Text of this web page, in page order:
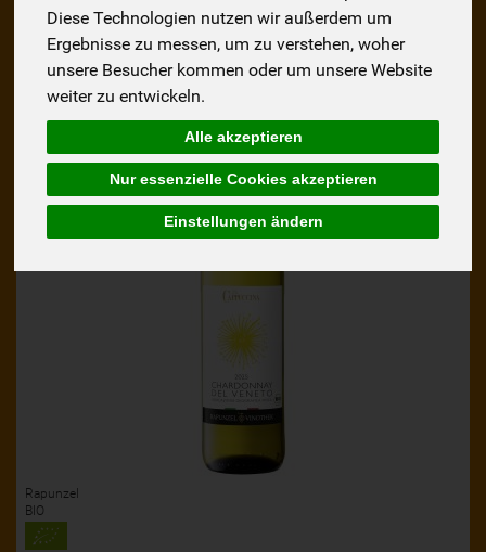
Diese Technologien nutzen wir außerdem um
Ergebnisse zu messen, um zu verstehen, woher
unsere Besucher kommen oder um unsere Website
weiter zu entwickeln.
Alle akzeptieren
Nur essenzielle Cookies akzeptieren
Einstellungen ändern
Hersteller Allergene
Rapunzel
BIO